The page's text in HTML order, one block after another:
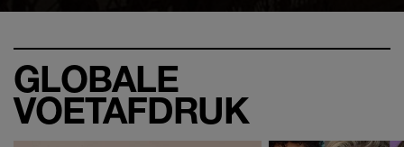
GLOBALE
VOETAFDRUK